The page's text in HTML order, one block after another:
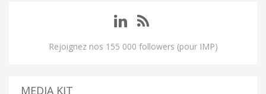
Rejoignez nos 155 000 followers (pour IMP)
MEDIA KIT